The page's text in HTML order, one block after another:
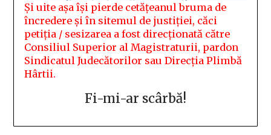
Și uite așa își pierde cetățeanul bruma de
încredere și în sitemul de justiției, căci
petiția / sesizarea a fost direcționată către
Consiliul Superior al Magistraturii, pardon
Sindicatul Judecătorilor sau Direcția Plimbă
Hârtii.
Fi-mi-ar scârbă!